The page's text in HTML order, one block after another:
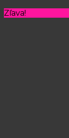
Zľava!